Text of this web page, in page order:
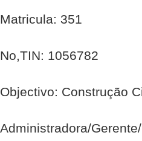
Matricula: 351
No,TIN: 1056782
Objectivo: Construção
Administradora/